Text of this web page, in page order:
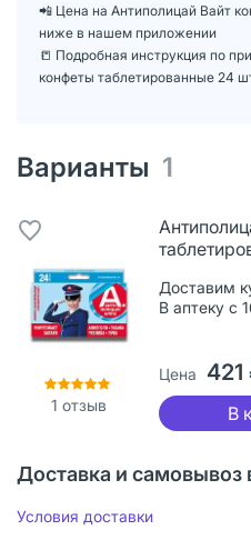
📲 Цена на Антиполицай Вайт
ниже в нашем приложении
📒 Подробная инструкция по
конфеты таблетированные 24
Варианты 1
1 отзыв
Доставим
В аптеку с
Цена 421
В
Доставка и самовывоз
Условия доставки